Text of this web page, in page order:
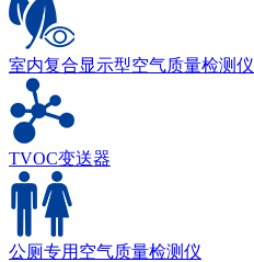
室内复合显示型空气质量检测仪
TVOC变送器
公厕专用空气质量检测仪